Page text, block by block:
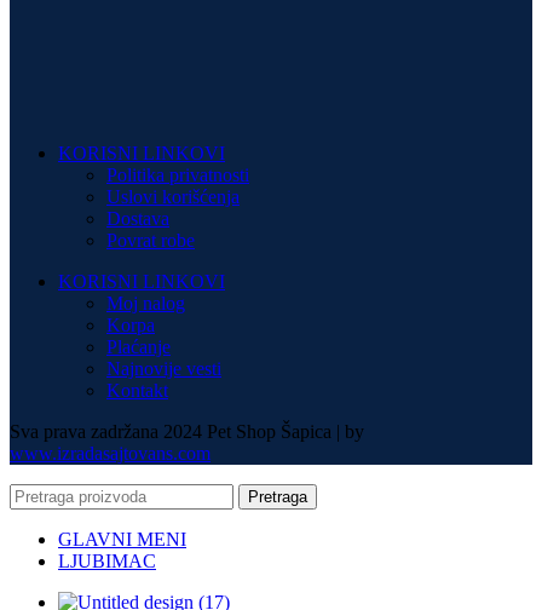
KORISNI LINKOVI
Politika privatnosti
Uslovi korišćenja
Dostava
Povrat robe
KORISNI LINKOVI
Moj nalog
Korpa
Plaćanje
Najnovije vesti
Kontakt
Sva prava zadržana 2024 Pet Shop Šapica | by
www.izradasajtovans.com
Pretraga
GLAVNI MENI
LJUBIMAC